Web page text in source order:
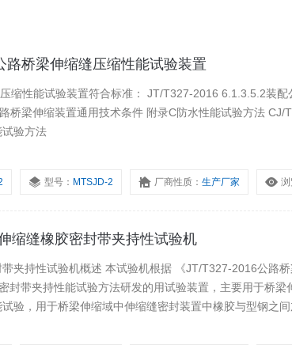
路桥梁伸缩缝压缩性能试验装置
标准： JT/T327-2016 6.1.3.5.2装配公差要求-压缩性
验方法
型号： MTSJD-2 厂商性质：生产厂家 浏
缩缝橡胶密封带夹持性试验机
根据 《JT/T327-2016公路桥梁伸缩缝装置通
封带夹持性能试验方法研发的用试验装置，主要用于桥梁
验，用于桥梁伸缩域中伸缩缝密封装置中橡胶与型钢之间